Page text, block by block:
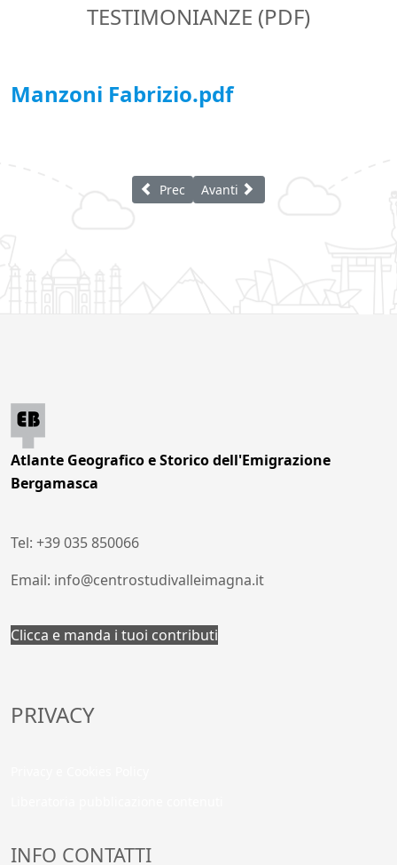
TESTIMONIANZE (PDF)
Manzoni Fabrizio.pdf
Articolo precedente: Meroni Iolanda
Prec Articolo successivo: Goi Guerrino
Avanti
Atlante Geografico e Storico dell'Emigrazione
Bergamasca
Tel: +39 035 850066
Email: info@centrostudivalleimagna.it
Clicca e manda i tuoi contributi
PRIVACY
INFO CONTATTI